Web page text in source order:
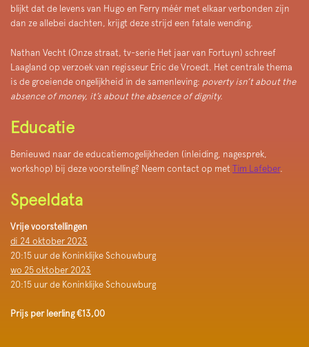
blijkt dat de levens van Hugo en Ferry méér met elkaar verbonden zijn
dan ze allebei dachten, krijgt deze strijd een fatale wending.
Nathan Vecht (Onze straat, tv-serie Het jaar van Fortuyn) schreef
Laagland op verzoek van regisseur Eric de Vroedt. Het centrale thema
is de groeiende ongelijkheid in de samenleving: poverty isn’t about the
absence of money, it’s about the absence of dignity.
Educatie
Benieuwd naar de educatiemogelijkheden (inleiding, nagesprek,
workshop) bij deze voorstelling? Neem contact op met Tim Lafeber.
Speeldata
Vrije voorstellingen
di 24 oktober 2023
20:15 uur de Koninklijke Schouwburg
wo 25 oktober 2023
20:15 uur de Koninklijke Schouwburg
Prijs per leerling €13,00